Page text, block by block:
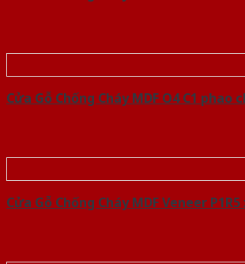
Cửa Gỗ Chống Cháy MDF O4 C1 phao
Cửa Gỗ Chống Cháy MDF Veneer